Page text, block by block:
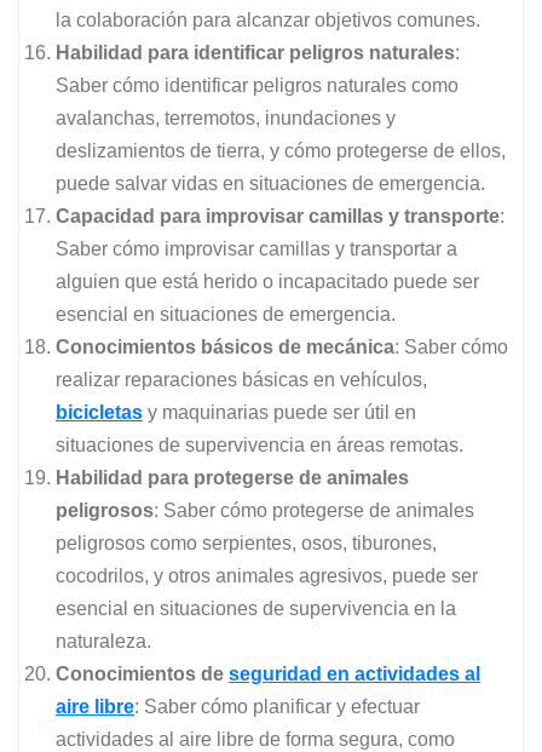
la colaboración para alcanzar objetivos comunes.
Habilidad para identificar peligros naturales:
Saber cómo identificar peligros naturales como
avalanchas, terremotos, inundaciones y
deslizamientos de tierra, y cómo protegerse de ellos,
puede salvar vidas en situaciones de emergencia.
Capacidad para improvisar camillas y transporte:
Saber cómo improvisar camillas y transportar a
alguien que está herido o incapacitado puede ser
esencial en situaciones de emergencia.
Conocimientos básicos de mecánica: Saber cómo
realizar reparaciones básicas en vehículos,
bicicletas y maquinarias puede ser útil en
situaciones de supervivencia en áreas remotas.
Habilidad para protegerse de animales
peligrosos: Saber cómo protegerse de animales
peligrosos como serpientes, osos, tiburones,
cocodrilos, y otros animales agresivos, puede ser
esencial en situaciones de supervivencia en la
naturaleza.
Conocimientos de seguridad en actividades al
aire libre: Saber cómo planificar y efectuar
actividades al aire libre de forma segura, como